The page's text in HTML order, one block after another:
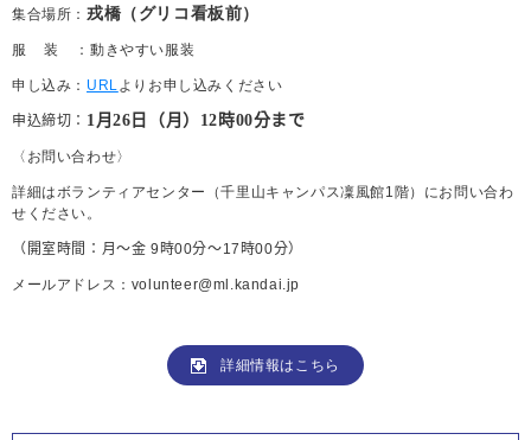
集合場所： 戎橋（グリコ看板前）
服装 ：動きやすい服装
申し込み： URLよりお申し込みください
申込締切： 1月26 日（月） 12 時00分まで
〈お問い合わせ〉
詳細はボランティアセンター（千里山キャンパス凜風館1 階）にお問い合わ
せください。
（開室時間：月～金 9 時00分～17 時00分）
メールアドレス： volunteer@ml.kandai.jp
詳細情報はこちら